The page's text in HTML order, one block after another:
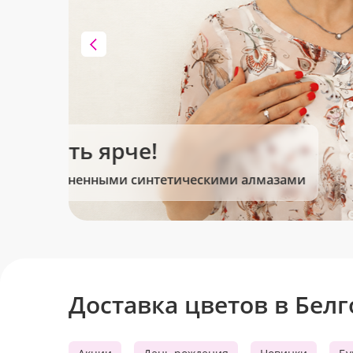
Клубника в шоколаде
Сладкие моменты для Вас!
Доставка цветов в